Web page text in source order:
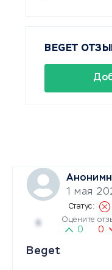
BEGET
1 мая
Оцените
0 0
Beget